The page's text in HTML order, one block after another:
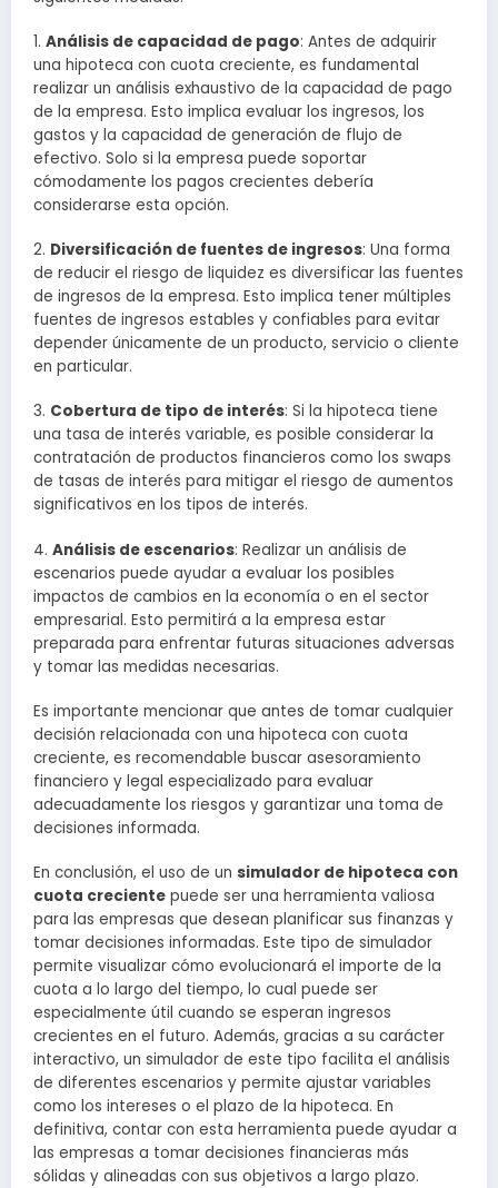
1. Análisis de capacidad de pago: Antes de adquirir
una hipoteca con cuota creciente, es fundamental
realizar un análisis exhaustivo de la capacidad de pago
de la empresa. Esto implica evaluar los ingresos, los
gastos y la capacidad de generación de flujo de
efectivo. Solo si la empresa puede soportar
cómodamente los pagos crecientes debería
considerarse esta opción.
2. Diversificación de fuentes de ingresos: Una forma
de reducir el riesgo de liquidez es diversificar las fuentes
de ingresos de la empresa. Esto implica tener múltiples
fuentes de ingresos estables y confiables para evitar
depender únicamente de un producto, servicio o cliente
en particular.
3. Cobertura de tipo de interés: Si la hipoteca tiene
una tasa de interés variable, es posible considerar la
contratación de productos financieros como los swaps
de tasas de interés para mitigar el riesgo de aumentos
significativos en los tipos de interés.
4. Análisis de escenarios: Realizar un análisis de
escenarios puede ayudar a evaluar los posibles
impactos de cambios en la economía o en el sector
empresarial. Esto permitirá a la empresa estar
preparada para enfrentar futuras situaciones adversas
y tomar las medidas necesarias.
Es importante mencionar que antes de tomar cualquier
decisión relacionada con una hipoteca con cuota
creciente, es recomendable buscar asesoramiento
financiero y legal especializado para evaluar
adecuadamente los riesgos y garantizar una toma de
decisiones informada.
En conclusión, el uso de un simulador de hipoteca con
cuota creciente puede ser una herramienta valiosa
para las empresas que desean planificar sus finanzas y
tomar decisiones informadas. Este tipo de simulador
permite visualizar cómo evolucionará el importe de la
cuota a lo largo del tiempo, lo cual puede ser
especialmente útil cuando se esperan ingresos
crecientes en el futuro. Además, gracias a su carácter
interactivo, un simulador de este tipo facilita el análisis
de diferentes escenarios y permite ajustar variables
como los intereses o el plazo de la hipoteca. En
definitiva, contar con esta herramienta puede ayudar a
las empresas a tomar decisiones financieras más
sólidas y alineadas con sus objetivos a largo plazo.